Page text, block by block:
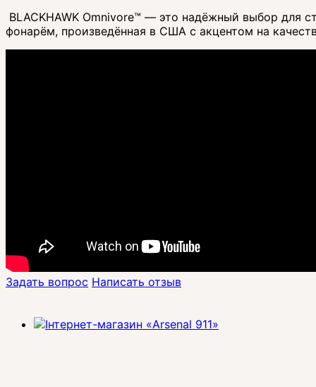
BLACKHAWK Omnivore™ — это надёжный выбор для
фонарём, произведённая в США с акцентом на
Задать вопрос Написать отзыв